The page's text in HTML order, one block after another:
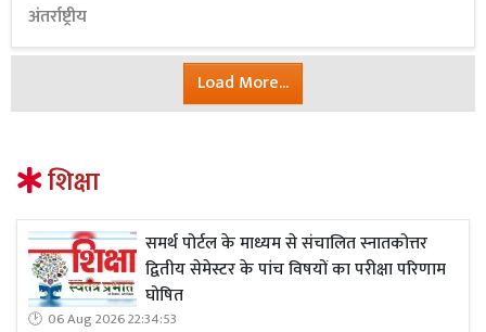
अंतर्राष्ट्रीय
Load More...
शिक्षा
समर्थ पोर्टल के माध्यम से संचालित स्नातकोत्तर
द्वितीय सेमेस्टर के पांच विषयों का परीक्षा परिणाम
घोषित
06 Aug 2026 22:34:53